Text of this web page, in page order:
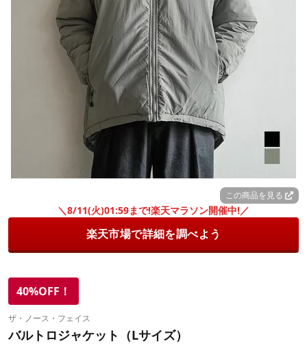
この商品を見る
＼8/11(火)01:59まで!楽天マラソン開催中!／
楽天市場で詳細を調べよう
40%OFF！
ザ・ノース・フェイス
バルトロジャケット（Lサイズ）